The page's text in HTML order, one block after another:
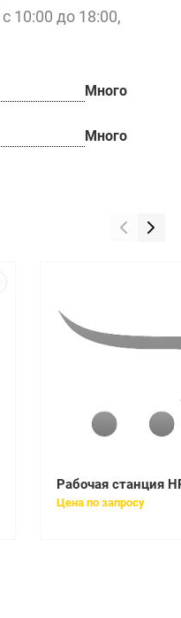
10:00 до 18:00,
Много
Много
Цена по запросу